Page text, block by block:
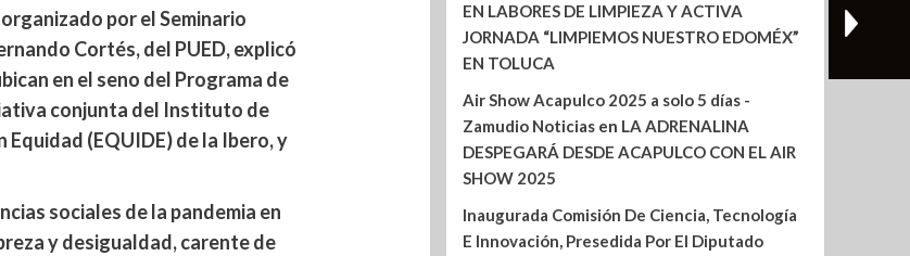
por el Seminario
Cortés, del PUED, explicó
en el seno del Programa de
conjunta del Instituto de
(EQUIDE) de la Ibero, y
sociales de la pandemia en
y desigualdad, carente de
EN LABORES DE LIMPIEZA Y ACTIVA
JORNADA “LIMPIEMOS NUESTRO EDOMÉX”
EN TOLUCA
Air Show Acapulco 2025 a solo 5 días -
Zamudio Noticiasen LA ADRENALINA
DESPEGARÁ DESDE ACAPULCO CON EL AIR
SHOW 2025
Inaugurada Comisión De Ciencia, Tecnología
E Innovación, Presedida Por El Diputado